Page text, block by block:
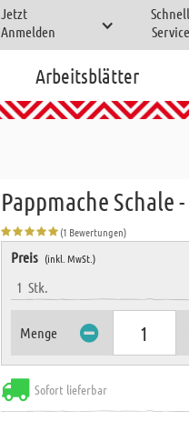
Jetzt
Anmelden
Arbeitsblätter
Pappmache Schale
(1 Bewertungen)
Preis (inkl. MwSt.)
1Stk.
Menge
Sofort lieferbar